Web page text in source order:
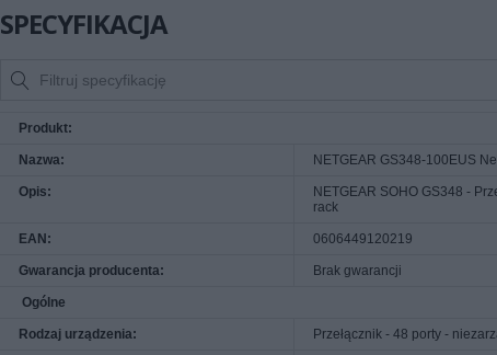
SPECYFIKACJA
Produkt:
Nazwa: NETGEAR GS348-100EUS
Opis:
NETGEAR SOHO GS348 -
rack
EAN: 0606449120219
Gwarancja producenta: Brak gwarancji
Ogólne
Rodzaj urządzenia: Przełącznik - 48 porty -